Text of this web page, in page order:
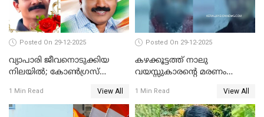
Posted On 29-12-2025
വ്യാപാരി ജീവനൊടുക്കിയ
നിലയില്‍; കോണ്‍ഗ്രസ്
മാനസികപീഡനമെന്ന് കുറിപ്പ്
1 Min Read View All
Posted On 29-12-2025
കഴക്കൂട്ടത്ത് നാലു
വയസ്സുകാരന്റെ മരണം
സുഹൃത്തും പൊലീസ്
കസ്റ്റഡിയിൽ
1 Min Read View All